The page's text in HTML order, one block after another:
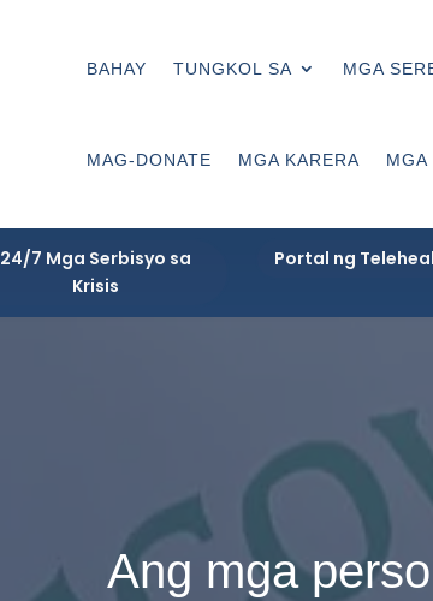
BAHAY TUNGKOL SA MGA
MAG-DONATE MGA KARERA MGA
24/7 Mga Serbisyo sa
Krisis
Portal ng
Ang mga